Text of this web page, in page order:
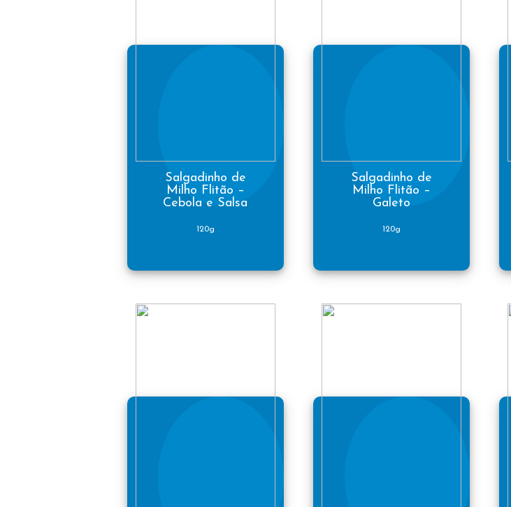
Salgadinho de
Milho Flitão –
Cebola e Salsa
120g
Salgadinho de
Milho Flitão –
Galeto
120g